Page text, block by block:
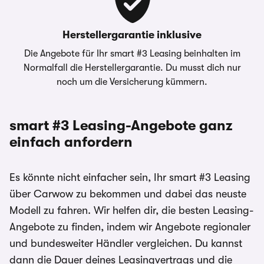
Angebot kontaktieren Sie bitte direkt den
Händler. Für Zinssätze gilt im Allgemeinen: 2/3
aller Kund:innen erhalten den angegebenen
Bei förderfähigen Plug-In Hybrid & Elektroautos
ist der Umweltbonus als Sonderzahlung
Herstellergarantie inklusive
Die Angebote für Ihr smart #3 Leasing beinhalten im
Normalfall die Herstellergarantie. Du musst dich nur
noch um die Versicherung kümmern.
smart #3 Leasing-Angebote ganz
einfach anfordern
Es könnte nicht einfacher sein, Ihr smart #3 Leasing
über Carwow zu bekommen und dabei das neuste
Modell zu fahren. Wir helfen dir, die besten Leasing-
Angebote zu finden, indem wir Angebote regionaler
und bundesweiter Händler vergleichen. Du kannst
dann die Dauer deines Leasingvertrags und die